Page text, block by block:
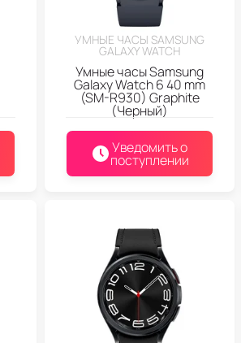
УМНЫЕ ЧАСЫ SAMSUNG
GALAXY WATCH
Умные часы Samsung
Galaxy Watch 6 40 mm
(SM-R930) Graphite
(Черный)
Уведомить о
поступлении